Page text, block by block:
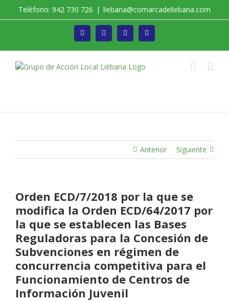
Teléfono: 942 730 726 | liebana@comarcadeliebana.com
Facebook Twitter Instagram
Anterior Siguiente
Orden ECD/7/2018 por la que se
modifica la Orden ECD/64/2017 por
la que se establecen las Bases
Reguladoras para la Concesión de
Subvenciones en régimen de
concurrencia competitiva para el
Funcionamiento de Centros de
Información Juvenil